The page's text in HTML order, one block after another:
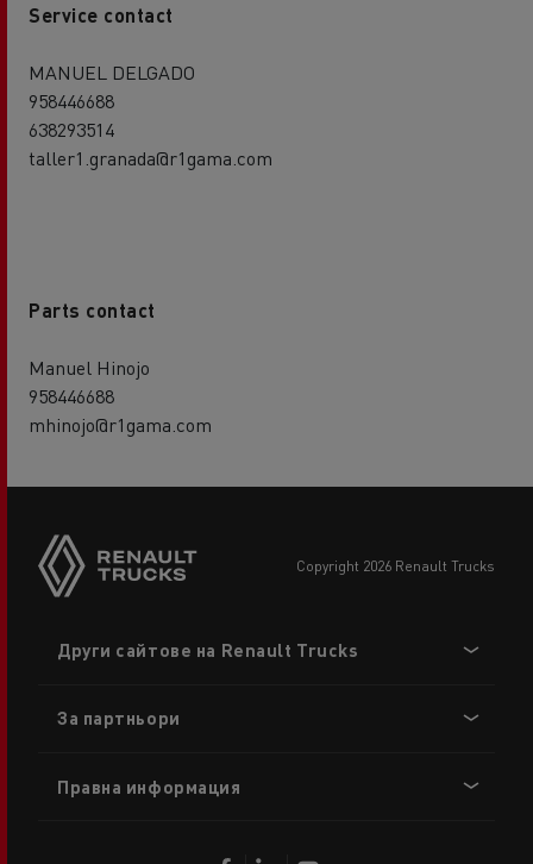
Service contact
MANUEL DELGADO
958446688
638293514
taller1.granada@r1gama.com
Parts contact
Manuel Hinojo
958446688
mhinojo@r1gama.com
copyright 2026 Renault Trucks
menu
Други сайтове на Renault Trucks
За партньори
Правна информация